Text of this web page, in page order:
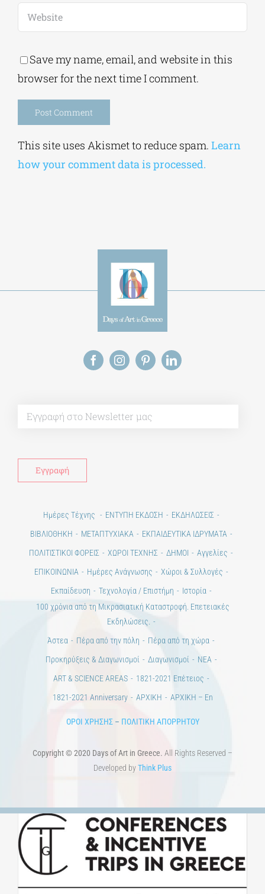
Save my name, email, and website in this
browser for the next time I comment.
This site uses Akismet to reduce spam. Learn
how your comment data is processed.
Ημέρες Τέχνης ΕΝΤΥΠΗ ΕΚΔΟΣΗ
ΕΚΔΗΛΩΣΕΙΣ
ΒΙΒΛΙΟΘΗΚΗ
ΜΕΤΑΠΤΥΧΙΑΚΑ
ΕΚΠΑΙΔΕΥΤΙΚΑ ΙΔΡΥΜΑΤΑ
ΠΟΛΙΤΙΣΤΙΚΟΙ ΦΟΡΕΙΣ
ΧΩΡΟΙ ΤΕΧΝΗΣ ΔΗΜΟΙ
Αγγελίες
ΕΠΙΚΟΙΝΩΝΙΑ
Ημέρες Ανάγνωσης
Χώροι & Συλλογές
Εκπαίδευση
Τεχνολογία / Επιστήμη
Ιστορία
100 χρόνια από τη Μικρασιατική Καταστροφή. Επετειακές
Εκδηλώσεις.
Άστεα
Πέρα από την πόλη
Πέρα από τη χώρα
Προκηρύξεις & Διαγωνισμοί
Διαγωνισμοί
ΝΕΑ
ART & SCIENCE AREAS
1821-2021 Επέτειος
1821-2021 Anniversary
ΑΡΧΙΚΗ ΑΡΧΙΚΗ – En
ΟΡΟΙ ΧΡΗΣΗΣ– ΠΟΛΙΤΙΚΗ ΑΠΟΡΡΗΤΟΥ
Copyright © 2020 Days of Art in Greece. All Rights Reserved –
Developed byThink Plus